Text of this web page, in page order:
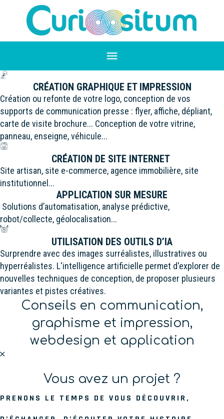
CRÉATION GRAPHIQUE ET IMPRESSION
Création ou refonte de votre logo, conception de vos
supports de communication presse : flyer, affiche, dépliant,
carte de visite brochure... Conception de votre vitrine,
panneau, enseigne, véhicule...
CRÉATION DE SITE INTERNET
Site artisan, site e-commerce, agence immobilière, site
institutionnel...
APPLICATION SUR MESURE
Solutions d’automatisation, analyse prédictive,
robot/collecte, géolocalisation...
UTILISATION DES OUTILS D’IA
Surprendre avec des images surréalistes, illustratives ou
hyperréalistes. L'intelligence artificielle permet d'explorer de
nouvelles techniques de conception, de proposer plusieurs
variantes et pistes créatives.
Conseils en communication,
graphisme et impression,
webdesign et application
Vous avez un projet ?
PRENONS LE TEMPS DE VOUS DÉCOUVRIR,